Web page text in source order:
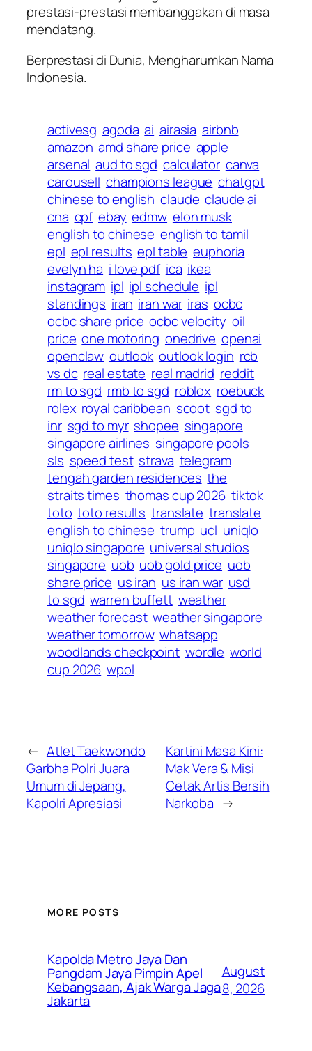
prestasi-prestasi membanggakan di masa
mendatang.
Berprestasi di Dunia, Mengharumkan Nama
Indonesia.
activesg agoda ai airasia airbnb
amazon amd share price apple
arsenal aud to sgd calculator canva
carousell champions league chatgpt
chinese to english claude claude ai
cna cpf ebay edmw elon musk
english to chinese english to tamil
epl epl results epl table euphoria
evelyn ha i love pdf ica ikea
instagram ipl ipl schedule ipl
standings iran iran war iras ocbc
ocbc share price ocbc velocity oil
price one motoring onedrive openai
openclaw outlook outlook login rcb
vs dc real estate real madrid reddit
rm to sgd rmb to sgd roblox roebuck
rolex royal caribbean scoot sgd to
inr sgd to myr shopee singapore
singapore airlines singapore pools
sls speed test strava telegram
tengah garden residences the
straits times thomas cup 2026 tiktok
toto toto results translate translate
english to chinese trump ucl uniqlo
uniqlo singapore universal studios
singapore uob uob gold price uob
share price us iran us iran war usd
to sgd warren buffett weather
weather forecast weather singapore
weather tomorrow whatsapp
woodlands checkpoint wordle world
cup 2026 wpol
← Atlet Taekwondo
Garbha Polri Juara
Umum di Jepang,
Kapolri Apresiasi
Kartini Masa Kini:
Mak Vera & Misi
Cetak Artis Bersih
Narkoba →
MORE POSTS
Kapolda Metro Jaya Dan
Pangdam Jaya Pimpin Apel
Kebangsaan, Ajak Warga Jaga
Jakarta
August
8, 2026